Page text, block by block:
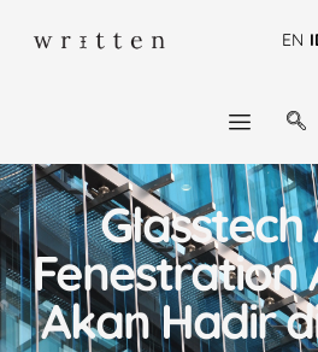
EN
Glasstech
Fenestration
Akan Hadir